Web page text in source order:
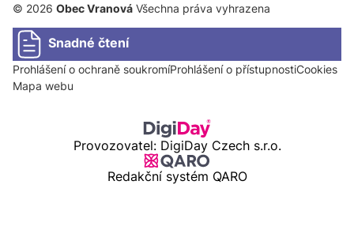
© 2026 Obec Vranová Všechna práva vyhrazena
Snadné čtení
Prohlášení o ochraně soukromíProhlášení o přístupnostiCookies
Mapa webu
Provozovatel: DigiDay Czech s.r.o.
Redakční systém QARO